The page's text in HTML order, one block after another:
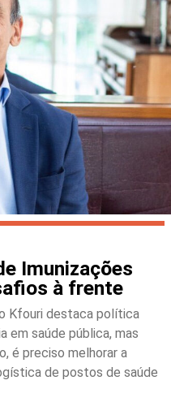
Imunizações
à frente
Kfouri destaca política
em saúde pública, mas
é preciso melhorar a
de postos de saúde